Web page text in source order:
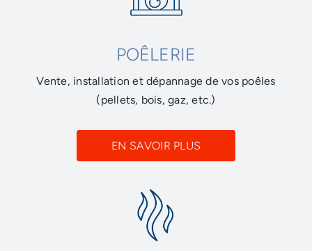
POÊLERIE
Vente, installation et dépannage de vos poêles
(pellets, bois, gaz, etc.)
EN SAVOIR PLUS